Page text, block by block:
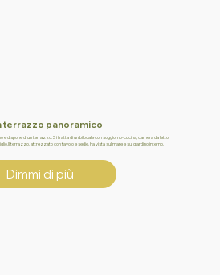
terrazzo panoramico
e dispone di un terrazzo.Si tratta di un bilocale con soggiorno-cucina, camera da letto
terrazzo, attrezzato con tavolo e sedie, ha vista sul mare e sul giardino interno.
Dimmi di più